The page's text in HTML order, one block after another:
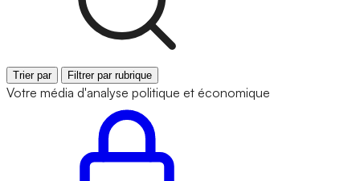
Trier par Filtrer par rubrique
Votre média d'analyse politique et économique